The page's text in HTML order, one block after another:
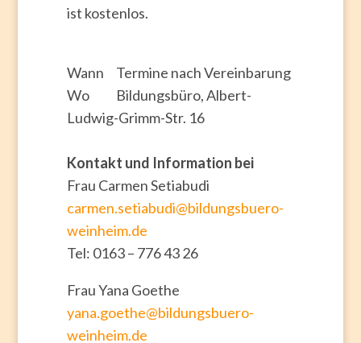
ist kostenlos.
Wann Termine nach Vereinbarung
Wo Bildungsbüro, Albert-
Ludwig-Grimm-Str. 16
Kontakt und Information bei
Frau Carmen Setiabudi
carmen.setiabudi@bildungsbuero-
weinheim.de
Tel: 0163 – 776 43 26
Frau Yana Goethe
yana.goethe@bildungsbuero-
weinheim.de